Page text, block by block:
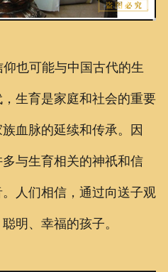
也可能与中国古代的生
生育是家庭和社会的重要
血脉的延续和传承。因
与生育相关的神祇和信
人们相信，通过向送子观
明、幸福的孩子。